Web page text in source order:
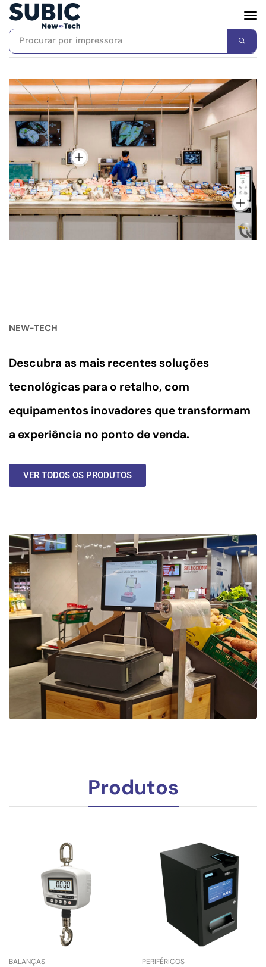
Procurar por impressora
NEW-TECH
Descubra as mais recentes soluções
tecnológicas para o retalho, com
equipamentos inovadores que transformam
a experiência no ponto de venda.
VER TODOS OS PRODUTOS
Produtos
BALANÇAS PERIFÉRICOS